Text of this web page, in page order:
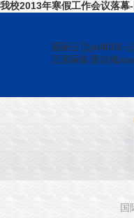
我校2013年寒假工作会议落
国际云顶yd4008-云
顶国际集团游戏app
国